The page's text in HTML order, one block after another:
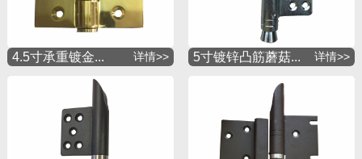
4.5寸承重镀金... 详情>> 5寸镀锌凸筋蘑菇... 详情>>